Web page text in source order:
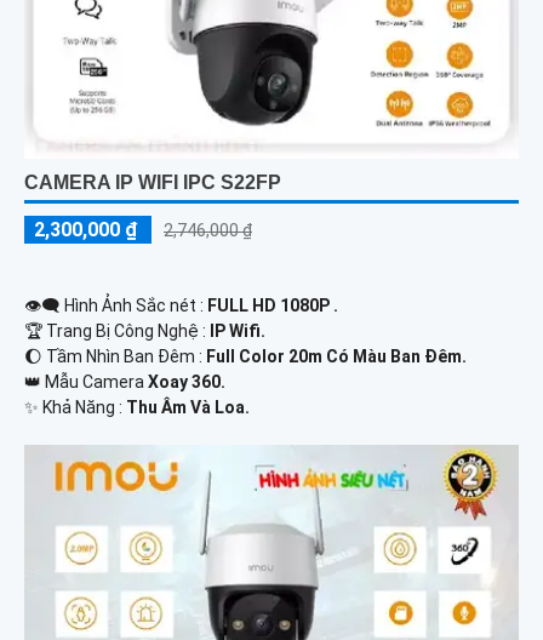
CAMERA IP WIFI IPC S22FP
2,300,000 ₫ 2,746,000 ₫
👁️‍🗨 Hình Ảnh Sắc nét : FULL HD 1080P .
🏆 Trang Bị Công Nghệ :
IP Wifi.
🌔 Tầm Nhìn Ban Đêm : Full Color 20m Có Màu Ban Đêm.
👑 Mẫu Camera Xoay 360.
️✨ Khả Năng : Thu Âm Và Loa.